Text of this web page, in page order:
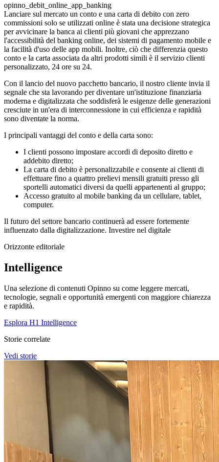
opinno_debit_online_app_banking
Lanciare sul mercato un conto e una carta di debito con zero
commissioni solo se utilizzati online è stata una decisione strategica
per avvicinare la banca ai clienti più giovani che apprezzano
l'accessibilità del banking online, dei sistemi di pagamento mobile e
la facilità d'uso delle app mobili. Inoltre, ciò che differenzia questo
conto e la carta associata da altri prodotti simili è il servizio clienti
personalizzato, 24 ore su 24.
Con il lancio del nuovo pacchetto bancario, il nostro cliente invia il
segnale che sta lavorando per diventare un'istituzione finanziaria
moderna e digitalizzata che soddisferà le esigenze delle generazioni
cresciute in un'era di interconnessione in cui efficienza e rapidità
sono diventate la norma.
I principali vantaggi del conto e della carta sono:
I clienti possono impostare accordi di deposito diretto e
addebito diretto;
La carta di debito è personalizzabile e consente ai clienti di
effettuare fino a quattro prelievi mensili gratuiti presso gli
sportelli automatici diversi da quelli appartenenti al gruppo;
Accesso gratuito al mobile banking da un cellulare, tablet,
computer.
Il futuro del settore bancario continuerà ad essere fortemente
influenzato dalla digitalizzazione. Investire nel digitale
Orizzonte editoriale
Intelligence
Una selezione di contenuti Opinno su come leggere mercati,
tecnologie, segnali e opportunità emergenti con maggiore chiarezza
e rapidità.
Esplora H1 Intelligence
Storie correlate
Vedi storie